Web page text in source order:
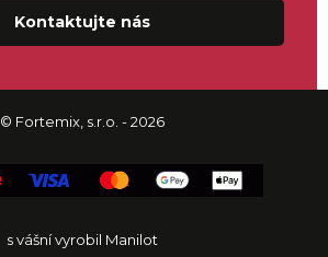
© Fortemix, s.r.o. - 2026
s vášní vyrobil Manilot
Kontaktujte nás